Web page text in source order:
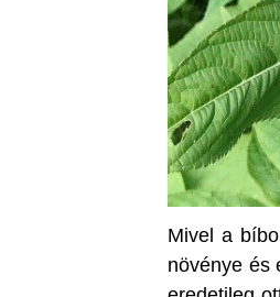
Mivel a
növénye és